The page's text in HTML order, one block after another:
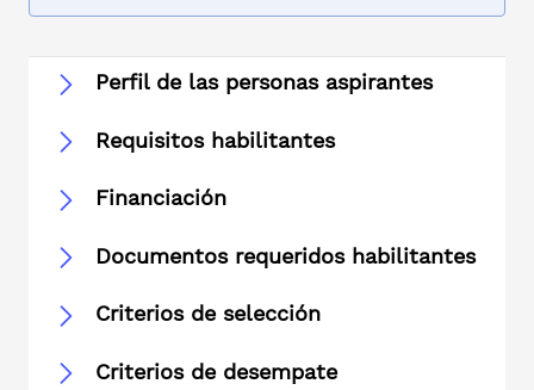
Perfil de las personas aspirantes
Requisitos habilitantes
Financiación
Documentos requeridos habilitantes
Criterios de selección
Criterios de desempate